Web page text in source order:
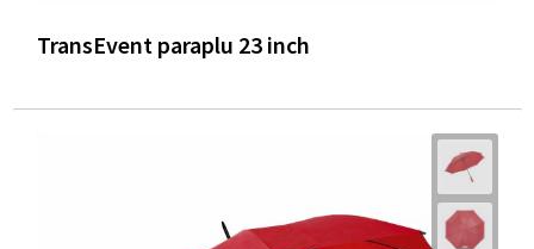
TransEvent paraplu 23 inch